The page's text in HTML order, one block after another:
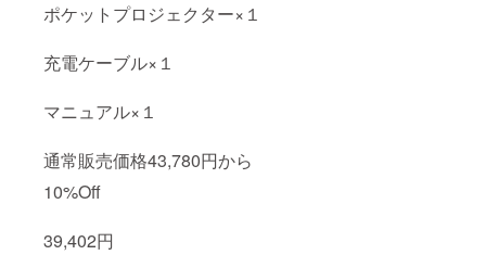
ポケットプロジェクター×１
充電ケーブル×１
マニュアル×１
通常販売価格43,780円から
10%Off
39,402円